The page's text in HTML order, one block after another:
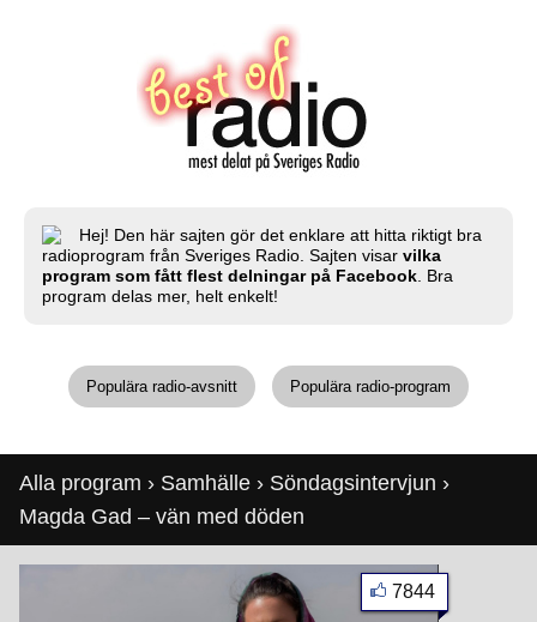
Hej! Den här sajten gör det enklare att hitta riktigt bra
radioprogram från Sveriges Radio. Sajten visar vilka
program som fått flest delningar på Facebook . Bra
program delas mer, helt enkelt!
Populära radio-avsnitt Populära radio-program
Alla program › Samhälle › Söndagsintervjun ›
Magda Gad – vän med döden
7844